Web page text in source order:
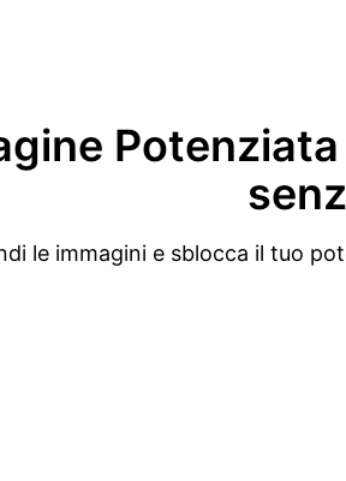
le immagini e sblocca il tuo